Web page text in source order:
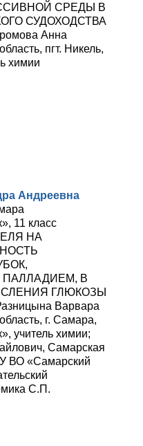
СРЕДЫ В
СУДОХОДСТВА
Анна
пгт. Никель,
химии
Андреевна
11 класс
НА
В
ГЛЮКОЗЫ
Варвара
г. Самара,
учитель химии;
Самарская
ВО «Самарский
С.П.